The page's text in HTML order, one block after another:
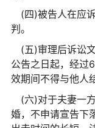
(四)被告人在应
判。
(五)审理后诉讼
公告之日起，经过
效期间不得与他人
(六)对于夫妻一
婚，不申请宣告下